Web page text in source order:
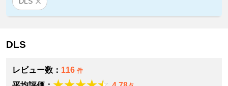
DLS
レビュー数： 116 件